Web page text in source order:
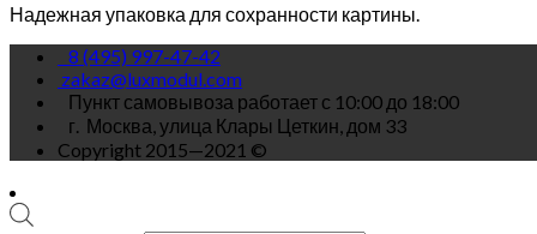
Надежная упаковка для сохранности картины.
8 (495) 997-47-42
zakaz@luxmodul.com
Пункт самовывоза работает с 10:00 до 18:00
г. Москва, улица Клары Цеткин, дом 33
Copyright 2015—2021 ©